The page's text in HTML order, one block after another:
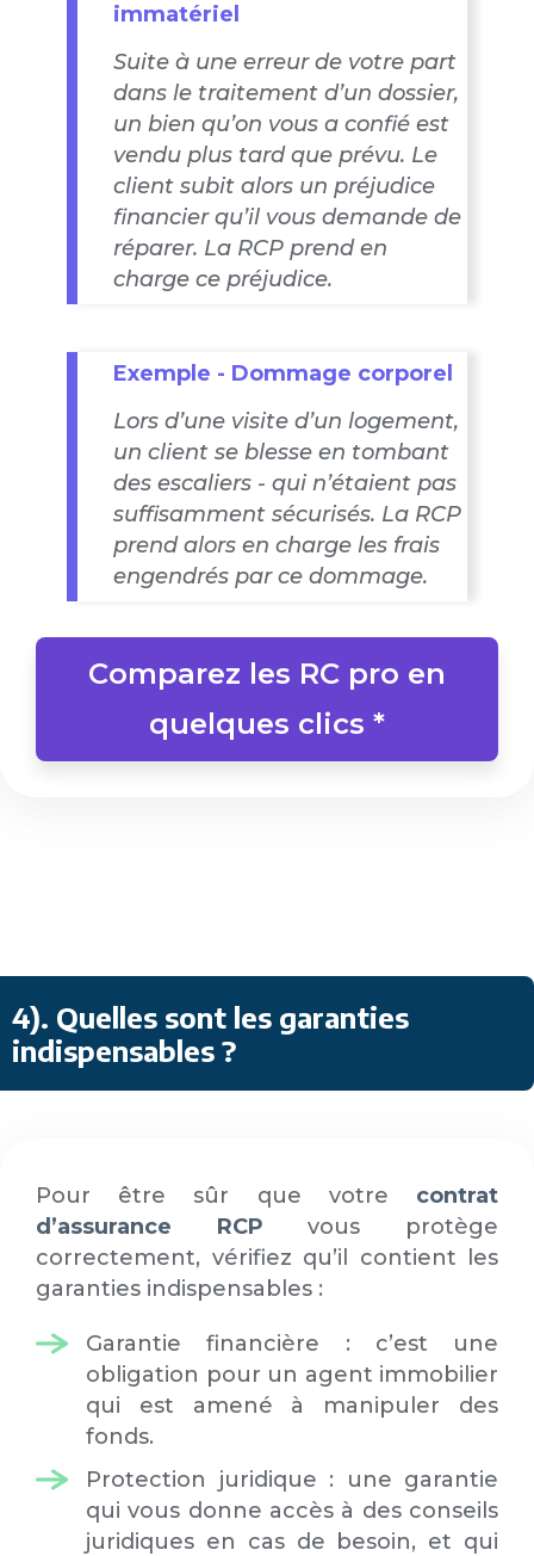
immatériel
Suite à une erreur de votre part
dans le traitement d’un dossier,
un bien qu’on vous a confié est
vendu plus tard que prévu. Le
client subit alors un préjudice
financier qu’il vous demande de
réparer. La RCP prend en
charge ce préjudice.
Exemple - Dommage corporel
Lors d’une visite d’un logement,
un client se blesse en tombant
des escaliers - qui n’étaient pas
suffisamment sécurisés. La RCP
prend alors en charge les frais
engendrés par ce dommage.
Comparez les RC pro en
quelques clics *
4). Quelles sont les garanties
indispensables ?
Pour être sûr que votre contrat
d’assurance RCP vous protège
correctement, vérifiez qu’il contient les
garanties indispensables :
Garantie financière : c’est une
obligation pour un agent immobilier
qui est amené à manipuler des
fonds.
Protection juridique : une garantie
qui vous donne accès à des conseils
juridiques en cas de besoin, et qui